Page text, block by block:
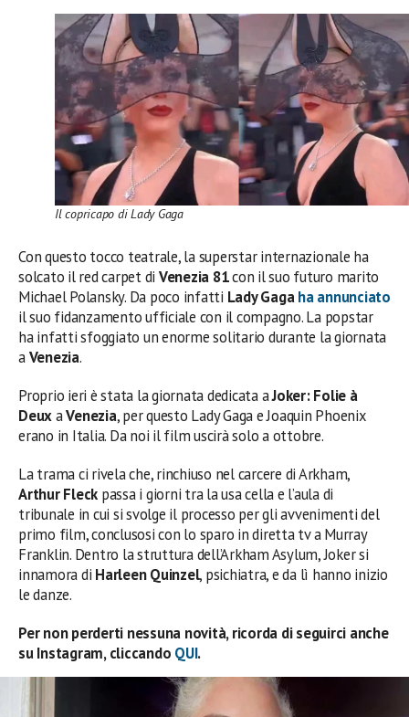
Il copricapo di Lady Gaga
Con questo tocco teatrale, la superstar internazionale ha
solcato il red carpet di Venezia 81con il suo futuro marito
Michael Polansky. Da poco infatti Lady Gaga ha annunciato
il suo fidanzamento ufficiale con il compagno. La popstar
ha infatti sfoggiato un enorme solitario durante la giornata
aVenezia.
Proprio ieri è stata la giornata dedicata aJoker: Folie à
DeuxaVenezia, per questo Lady Gaga e Joaquin Phoenix
erano in Italia. Da noi il film uscirà solo a ottobre.
La trama ci rivela che, rinchiuso nel carcere di Arkham,
Arthur Fleck passa i giorni tra la usa cella e l’aula di
tribunale in cui si svolge il processo per gli avvenimenti del
primo film, conclusosi con lo sparo in diretta tv a Murray
Franklin. Dentro la struttura dell’Arkham Asylum, Joker si
innamora di Harleen Quinzel, psichiatra, e da lì hanno inizio
le danze.
Per non perderti nessuna novità, ricorda di seguirci anche
su Instagram, cliccando QUI.